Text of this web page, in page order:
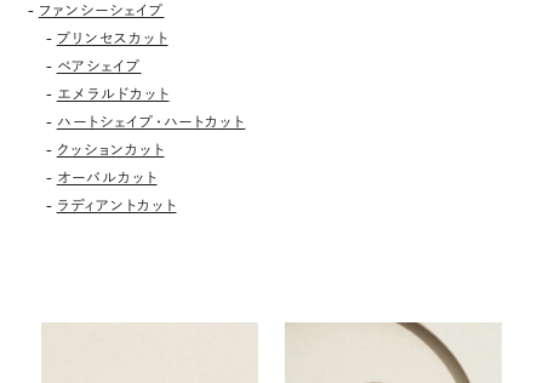
- ファンシーシェイプ
- プリンセスカット
- ペアシェイプ
- エメラルドカット
- ハートシェイプ・ハートカット
- クッションカット
- オーバルカット
- ラディアントカット